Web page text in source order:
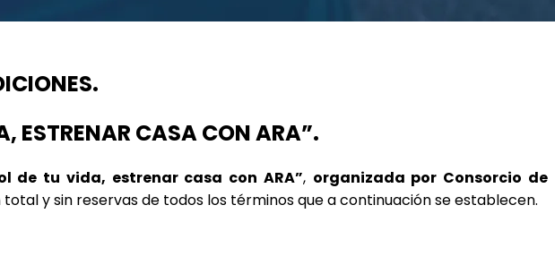
ESTRENAR CASA CON ARA”.
de tu vida, estrenar casa con ARA”, organizada por Consorcio de
y sin reservas de todos los términos que a continuación se establecen.